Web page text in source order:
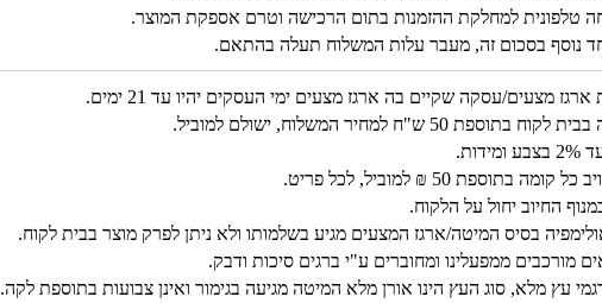
טלפונית למחלקת ההזמנות בתום הרכישה וטרם אספקת המוצר.
נוסף בסכום זה, מעבר עלות המשלוח תעלה בהתאם.
מצעים/עסקה שקיים בה ארגז מצעים ימי העסקים יהיו עד 21 ימים.
50 ש"ח למחיר המשלוח, ישולם למוביל.
50 ₪ למוביל, לכל פריט.
החיוב יחול על הלקוח.
בסיס המיטה/ארגז המצעים מגיע בשלמותו ולא ניתן לפרק מוצר בבית לקוח.
מורכבים ממפעלינו ומחוברים ע"י ברגים סיכות ודבק.
עץ מלא, סוג העץ הינו אורן מלא המיטה מגיעה בגימור ואינן צבועות בתוספת לקה.